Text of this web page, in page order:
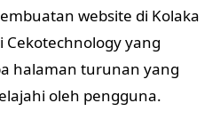
website di Kolaka
Cekotechnology yang
halaman turunan yang
oleh pengguna.